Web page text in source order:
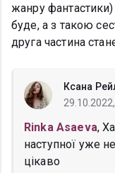
жанру
буде, а з такою
друга частина
Ксана
Rinka Asaeva,
наступної уже
цікаво